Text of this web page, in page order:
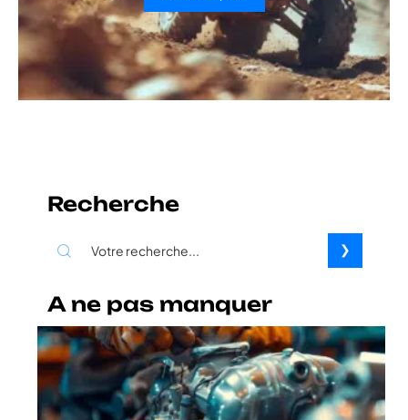
Recherche
A ne pas manquer